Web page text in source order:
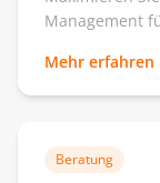
Management
Mehr erfahren
Beratung